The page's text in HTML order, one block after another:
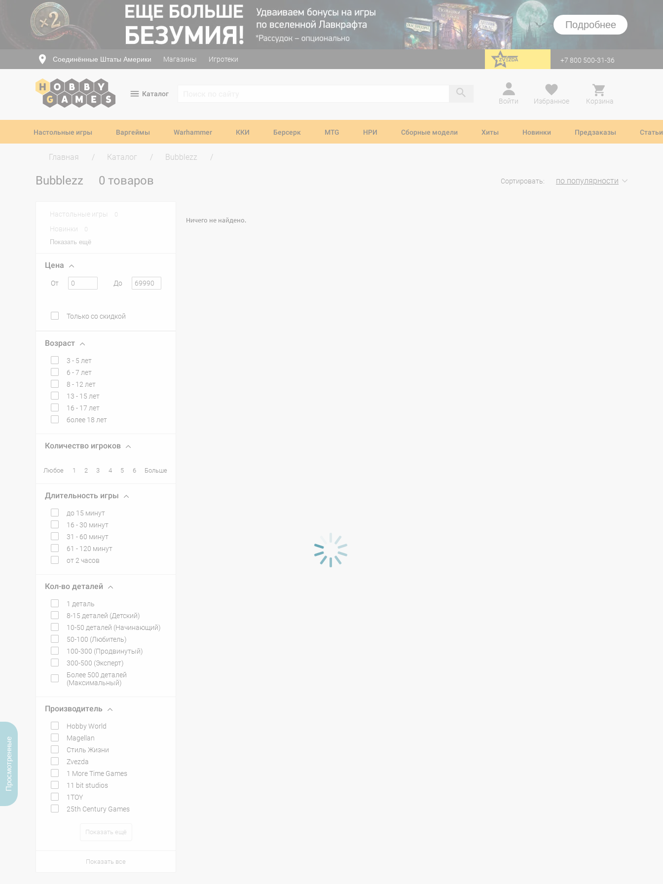
Подробнее
Соединённые Штаты Америки Магазины Игротеки перейти на Zvezda +7 800 500-31-36
Каталог
Войти
Избранное Корзина
Настольные игры Варгеймы Warhammer ККИ Берсерк MTG НРИ Сборные модели Хиты Новинки Предзаказы Статьи
Главная Каталог Bubblezz
Bubblezz 0 товаров Сортировать: по популярности
Настольные игры 0
Новинки
0
Показать ещё
Цена
От До
Только со скидкой
Возраст
3 - 5 лет
6 - 7 лет
8 - 12 лет
13 - 15 лет
16 - 17 лет
более 18 лет
Количество игроков
Любое 1 2 3 4 5 6 Больше
Длительность игры
до 15 минут
16 - 30 минут
31 - 60 минут
61 - 120 минут
от 2 часов
Кол-во деталей
1 деталь
8-15 деталей (Детский)
10-50 деталей (Начинающий)
50-100 (Любитель)
100-300 (Продвинутый)
300-500 (Эксперт)
Более 500 деталей
(Максимальный)
Производитель
Hobby World
Magellan
Стиль Жизни
Zvezda
1 More Time Games
11 bit studios
1TOY
25th Century Games
Показать ещё
Показать все
Ничего не найдено.
Просмотренные